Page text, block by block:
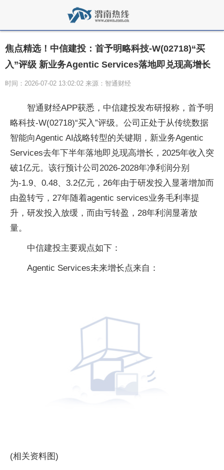
焦点精选！中信建投：首予明略科技-W(02718)“买
入”评级 新业务Agentic Services落地即兑现高增长
时间：2026-07-02 13:02:02 来源：智通财经
智通财经APP获悉，中信建投发布研报称，首予明
略科技-W(02718)“买入”评级。公司正处于从传统数据
智能向Agentic AI战略转型的关键期，新业务Agentic
Services去年下半年落地即兑现高增长，2025年收入突
破1亿元。该行预计公司2026-2028年净利润分别
为-1.9、0.48、3.2亿元，26年由于研发投入显著增加而
由盈转亏，27年随着agentic services业务毛利率提
升，研发投入放缓，而由亏转盈，28年利润显著放
量。
中信建投主要观点如下：
Agentic Services未来增长点来自：
(相关资料图)